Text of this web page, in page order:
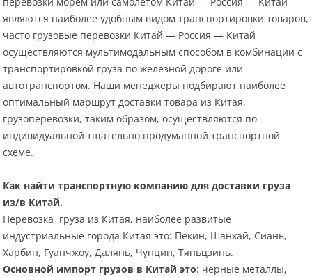
являются наиболее удобным видом транспортировки товаров,
часто грузовые перевозки Китай — Россия — Китай
осуществляются мультимодальным способом в комбинации с
транспортировкой груза по железной дороге или
автотранспортом. Наши менеджеры подбирают наиболее
оптимальный маршрут доставки товара из Китая,
грузоперевозки, таким образом, осуществляются по
индивидуальной тщательно продуманной транспортной
схеме.
Как найти транспортную компанию для доставки груза
из/в Китай.
Перевозка груза из Китая, наиболее развитые
индустриальные города Китая это: Пекин, Шанхай, Сиань,
Харбин, Гуанчжоу, Далянь, Чунцин, Тяньцзинь.
Основной импорт грузов в Китай это: черные металлы,